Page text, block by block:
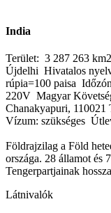
India
Terület: 3 287 263
Újdelhi Hivatalos
rúpia=100 paisa
220V Magyar
Chanakyapuri, 110021
Vízum: szükséges
Földrajzilag a Föld
országa. 28 államot és
Tengerpartjainak
Látnivalók